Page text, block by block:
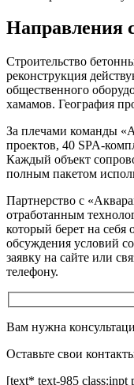
Направления
Строительство
реконструкция
общественного
хамамов. География
За плечами команды
проектов, 40 SPA-
Каждый объект
полным пакетом
Партнерство с
отработанным
который берет на себя
обсуждения условий
заявку на сайте или
телефону.
Вам нужна
Оставьте свои
[text* text-985